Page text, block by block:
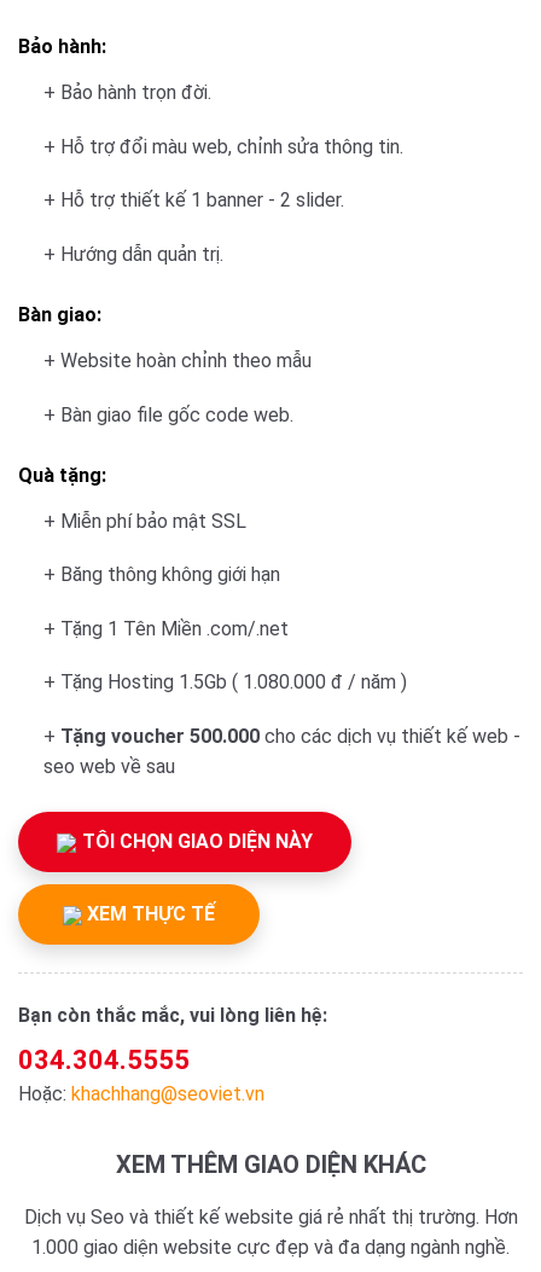
Bảo hành:
+ Bảo hành trọn đời.
+ Hỗ trợ đổi màu web, chỉnh sửa thông tin.
+ Hỗ trợ thiết kế 1 banner - 2 slider.
+ Hướng dẫn quản trị.
Bàn giao:
+ Website hoàn chỉnh theo mẫu
+ Bàn giao file gốc code web.
Quà tặng:
+ Miễn phí bảo mật SSL
+ Băng thông không giới hạn
+ Tặng 1 Tên Miền .com/.net
+ Tặng Hosting 1.5Gb ( 1.080.000 đ / năm )
+ Tặng voucher 500.000cho các dịch vụ thiết kế web -
seo web về sau
TÔI CHỌN GIAO DIỆN NÀY
XEM THỰC TẾ
Bạn còn thắc mắc, vui lòng liên hệ:
034.304.5555
Hoặc: khachhang@seoviet.vn
XEM THÊM GIAO DIỆN KHÁC
Dịch vụ Seo và thiết kế website giá rẻ nhất thị trường. Hơn
1.000 giao diện website cực đẹp và đa dạng ngành nghề.